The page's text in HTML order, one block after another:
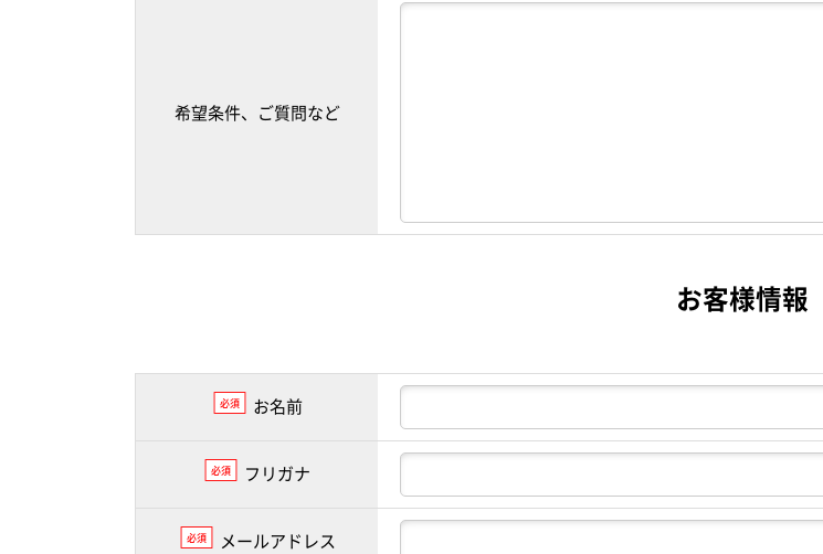
希望条件、ご質問など
お客様情報
必須 お名前
必須 フリガナ
必須 メールアドレス